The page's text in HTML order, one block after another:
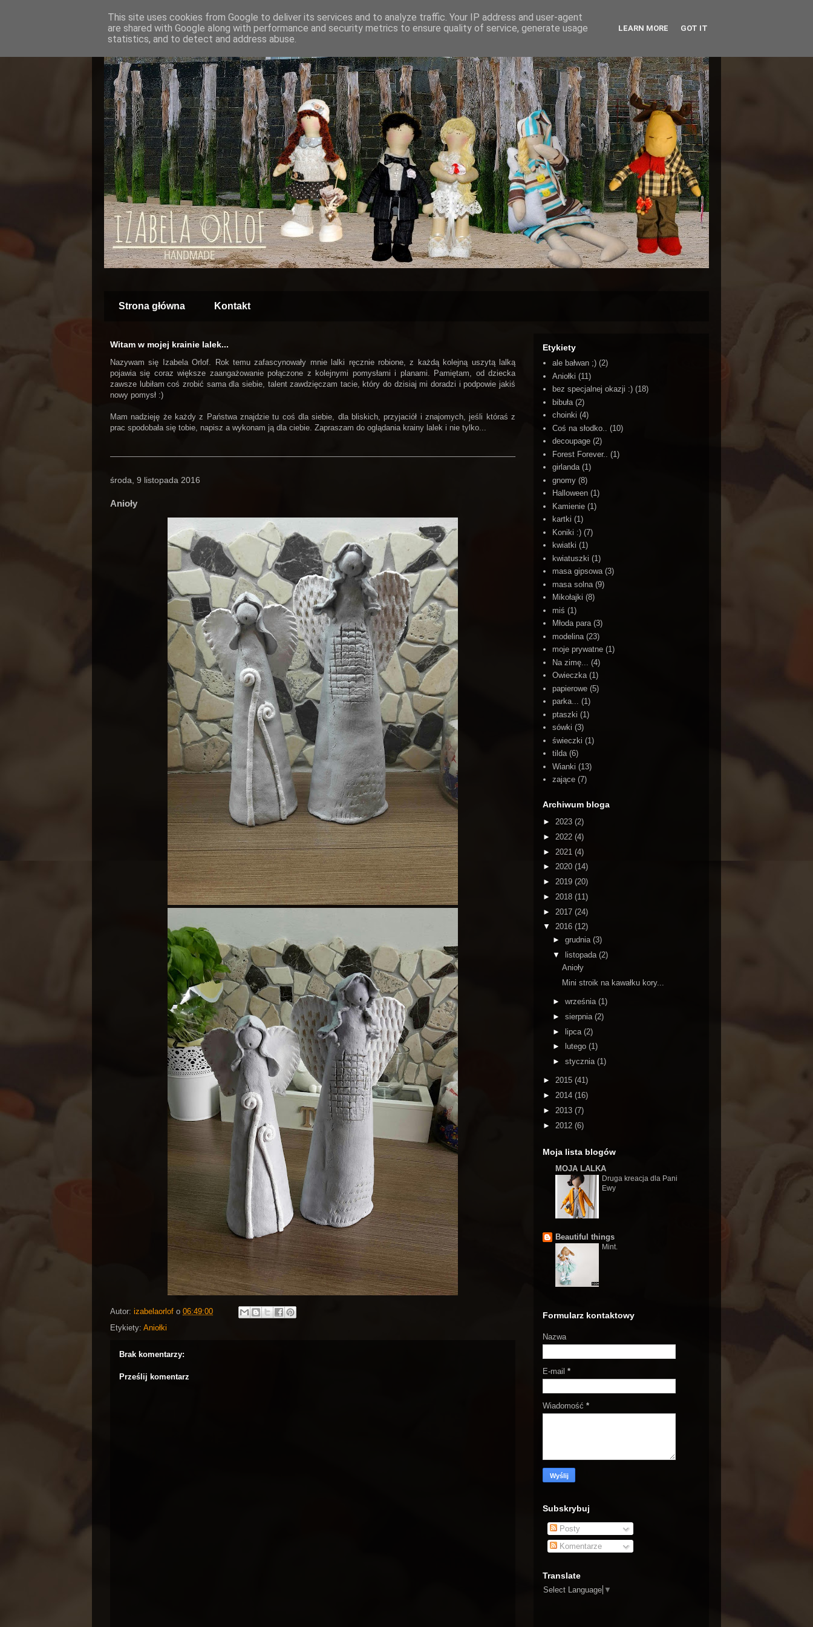
Strona główna Kontakt
Witam w mojej krainie lalek...
Nazywam się Izabela Orlof. Rok temu zafascynowały mnie lalki ręcznie robione, z każdą kolejną uszytą lalką
pojawia się coraz większe zaangażowanie połączone z kolejnymi pomysłami i planami. Pamiętam, od dziecka
zawsze lubiłam coś zrobić sama dla siebie, talent zawdzięczam tacie, który do dzisiaj mi doradzi i podpowie jakiś
nowy pomysł :)
Mam nadzieję że każdy z Państwa znajdzie tu coś dla siebie, dla bliskich, przyjaciół i znajomych, jeśli któraś z
prac spodobała się tobie, napisz a wykonam ją dla ciebie. Zapraszam do oglądania krainy lalek i nie tylko...
środa, 9 listopada 2016
Anioły
Autor: izabelaorlof o 06:49:00
Etykiety: Aniołki
Brak komentarzy:
Prześlij komentarz
Etykiety
ale bałwan ;) (2)
Aniołki (11)
bez specjalnej okazji :) (18)
bibuła (2)
choinki (4)
Coś na słodko..
(10)
decoupage (2)
Forest Forever..
(1)
girlanda (1)
gnomy (8)
Halloween (1)
Kamienie (1)
kartki (1)
Koniki :) (7)
kwiatki (1)
kwiatuszki (1)
masa gipsowa (3)
masa solna (9)
Mikołajki (8)
miś (1)
Młoda para (3)
modelina (23)
moje prywatne (1)
Na zimę...
(4)
Owieczka (1)
papierowe (5)
parka... (1)
ptaszki (1)
sówki (3)
świeczki (1)
tilda (6)
Wianki (13)
zające (7)
Archiwum bloga
► 2023 (2)
► 2022 (4)
► 2021 (4)
► 2020 (14)
► 2019 (20)
► 2018 (11)
► 2017 (24)
▼ 2016 (12)
► grudnia (3)
▼ listopada (2)
Anioły
Mini stroik na kawałku kory...
► września (1)
► sierpnia (2)
► lipca (2)
►
lutego (1)
► stycznia (1)
► 2015 (41)
► 2014 (16)
► 2013 (7)
► 2012 (6)
Moja lista blogów
MOJA LALKA
Druga kreacja dla Pani
Ewy
Beautiful things
Mint.
Formularz kontaktowy
Nazwa
E-mail *
Wiadomość *
Subskrybuj
Posty
Komentarze
Translate
Select Language ▼
This site uses cookies from Google to deliver its services and to analyze traffic. Your IP address and user-agent
are shared with Google along with performance and security metrics to ensure quality of service, generate usage
statistics, and to detect and address abuse.
LEARN MORE GOT IT